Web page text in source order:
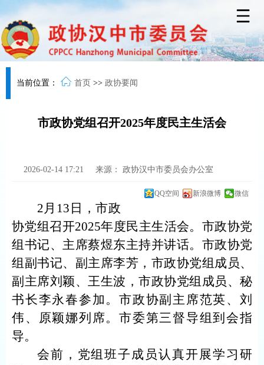
当前位置： 首页 >> 政协要闻
市政协党组召开2025年度民主生活会
2026-02-14 17:21 来源： 政协汉中市委员会办公室
QQ空间 新浪微博 微信
2月13日，市政
协党组召开2025年度民主生活会。市政协党
组书记、主席蔡煜东主持并讲话。市政协党
组副书记、副主席李芳，市政协党组成员、
副主席刘颖、王生波，市政协党组成员、秘
书长李永春参加。市政协副主席范英、刘
伟、原颖娜列席。市委第三督导组到会指
导。
会前，党组班子成员认真开展学习研